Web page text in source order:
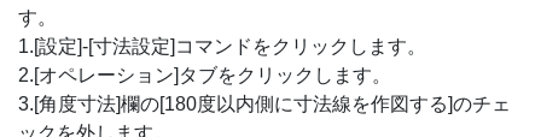
す。
1.[設定]-[寸法設定]コマンドをクリックします。
2.[オペレーション]タブをクリックします。
3.[角度寸法]欄の[180度以内側に寸法線を作図する]のチェ
ックを外します。